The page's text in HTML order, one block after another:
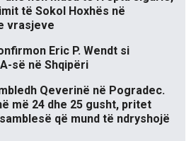
të Sokol Hoxhës në
vrasjeve
Eric P. Wendt si
së në Shqipëri
Qeverinë në Pogradec.
më 24 dhe 25 gusht, pritet
që mund të ndryshojë